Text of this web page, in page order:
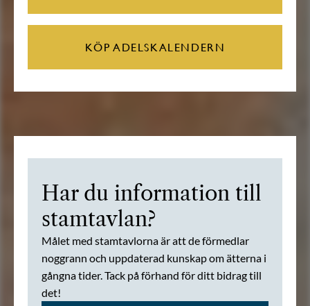
KÖP ADELSKALENDERN
Har du information till
stamtavlan?
Målet med stamtavlorna är att de förmedlar
noggrann och uppdaterad kunskap om ätterna i
gångna tider. Tack på förhand för ditt bidrag till
det!